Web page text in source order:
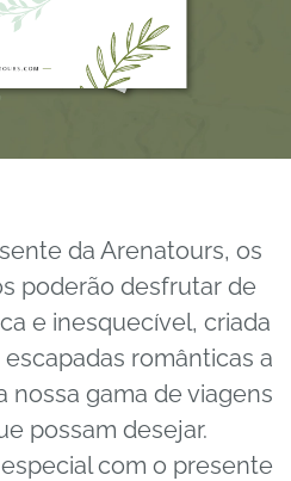
da Arenatours, os
poderão desfrutar de
e inesquecível, criada
românticas a
nossa gama de viagens
possam desejar.
com o presente